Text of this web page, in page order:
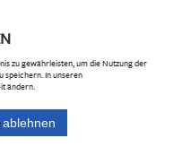
zu gewährleisten, um die Nutzung der
speichern. In unseren
ändern.
ablehnen